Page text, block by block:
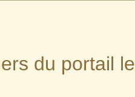
du portail